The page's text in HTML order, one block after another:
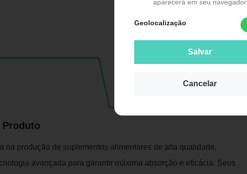
aparecerá em seu navegador
Geolocalização
Salvar
Cancelar
Produto
na produção de suplementos alimentares de alta qualidade,
avançada para garantir máxima absorção e eficácia. Seus